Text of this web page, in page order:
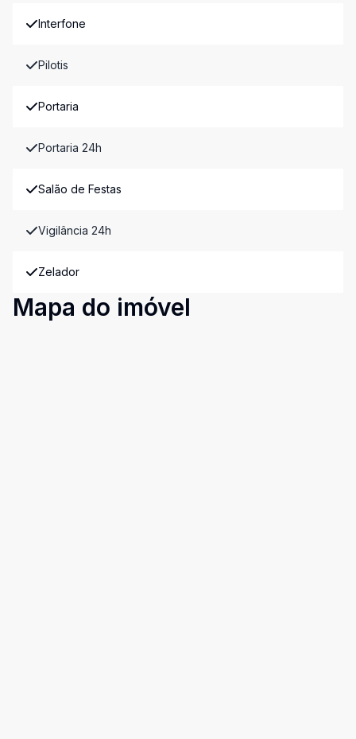
Interfone
Pilotis
Portaria
Portaria 24h
Salão de Festas
Vigilância 24h
Zelador
Mapa do imóvel